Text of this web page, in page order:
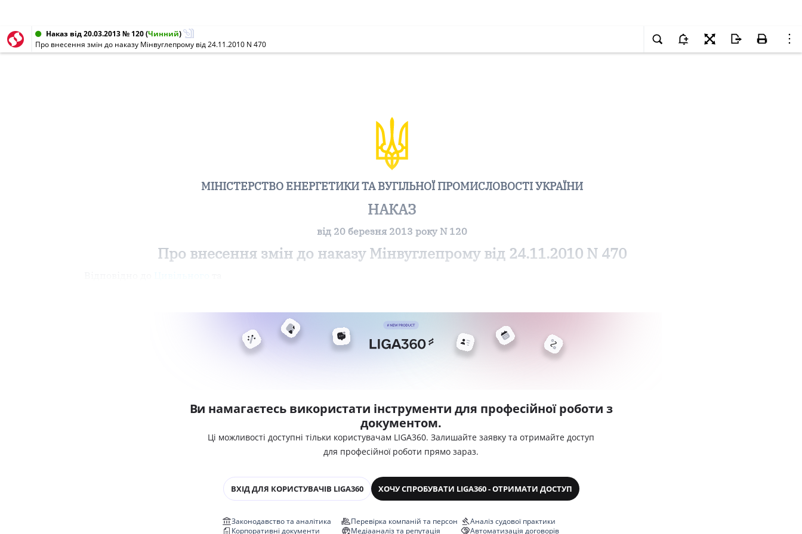
Наказ від 20.03.2013 № 120(Чинний)
Про внесення змін до наказу Мінвуглепрому від 24.11.2010 N 470
МІНІСТЕРСТВО ЕНЕРГЕТИКИ ТА ВУГІЛЬНОЇ ПРОМИСЛОВОСТІ УКРАЇНИ
НАКАЗ
від 20 березня 2013 року N 120
Про внесення змін до наказу Мінвуглепрому від 24.11.2010 N 470
Ви намагаєтесь використати інструменти для професійної роботи з
документом.
Ці можливості доступні тільки користувачам LIGA360. Залишайте заявку та отримайте доступ
для професійної роботи прямо зараз.
ВХІД ДЛЯ КОРИСТУВАЧІВ LIGA360 ХОЧУ СПРОБУВАТИ LIGA360 - ОТРИМАТИ ДОСТУП
Законодавство та аналітика
Корпоративні документи
Перевірка компаній та персон
Медіааналіз та репутація
Аналіз судової практики
Автоматизація договорів